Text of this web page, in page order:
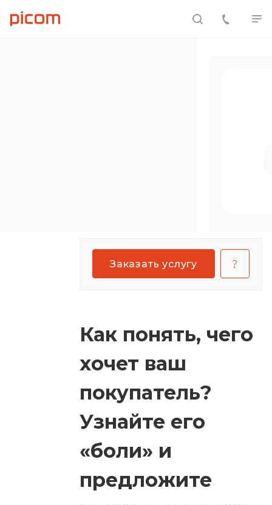
Заказать услугу
Как понять, чего
хочет ваш
покупатель?
Узнайте его
«боли» и
предложите